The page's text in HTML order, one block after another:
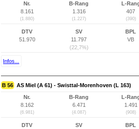
Nr.
8.161
(1.880)
B-Rang
1.316
(1.227)
L-
407
(390)
DTV
51.970
SV
11.797
(22,7%)
BPL
VB
Infos...
B 56 AS Miel (A 61) - Swisttal-Morenhoven (L 163)
Nr.
8.162
(6.981)
B-Rang
6.471
(4.087)
L-
1.491
(908)
DTV
SV
BPL